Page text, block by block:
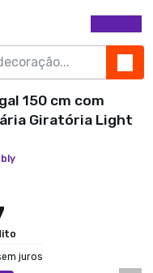
150 cm com
Giratória Light
juros